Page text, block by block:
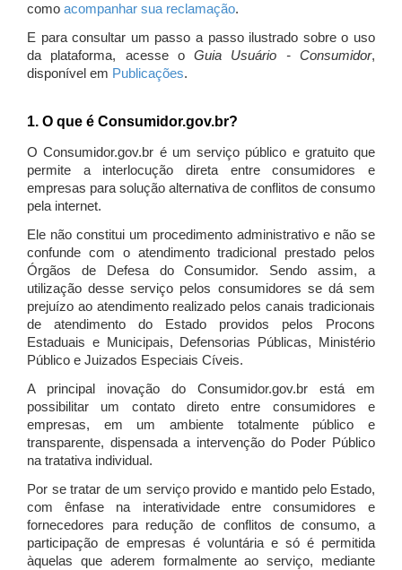
como acompanhar sua reclamação.
E para consultar um passo a passo ilustrado sobre o uso
da plataforma, acesse oGuia Usuário - Consumidor,
disponível em Publicações.
1. O que é Consumidor.gov.br?
O Consumidor.gov.br é um serviço público e gratuito que
permite a interlocução direta entre consumidores e
empresas para solução alternativa de conflitos de consumo
pela internet.
Ele não constitui um procedimento administrativo e não se
confunde com o atendimento tradicional prestado pelos
Órgãos de Defesa do Consumidor. Sendo assim, a
utilização desse serviço pelos consumidores se dá sem
prejuízo ao atendimento realizado pelos canais tradicionais
de atendimento do Estado providos pelos Procons
Estaduais e Municipais, Defensorias Públicas, Ministério
Público e Juizados Especiais Cíveis.
A principal inovação do Consumidor.gov.br está em
possibilitar um contato direto entre consumidores e
empresas, em um ambiente totalmente público e
transparente, dispensada a intervenção do Poder Público
na tratativa individual.
Por se tratar de um serviço provido e mantido pelo Estado,
com ênfase na interatividade entre consumidores e
fornecedores para redução de conflitos de consumo, a
participação de empresas é voluntária e só é permitida
àquelas que aderem formalmente ao serviço, mediante